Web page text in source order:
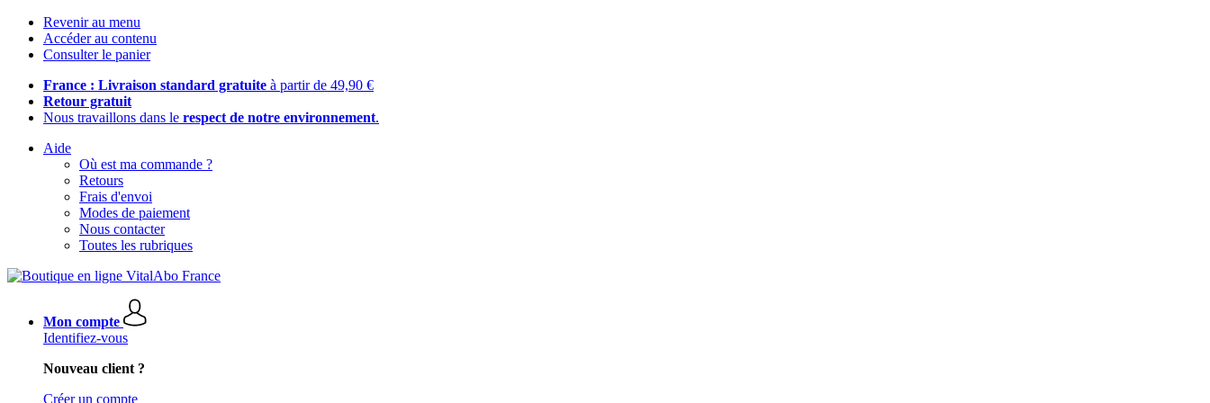
Revenir au menu
Accéder au contenu
Consulter le panier
France : Livraison standard gratuite à partir de 49,90 €
Retour gratuit
Nous travaillons dans le respect de notre environnement.
Aide
Où est ma commande ?
Retours
Frais d'envoi
Modes de paiement
Nous contacter
Toutes les rubriques
Mon compte
Identifiez-vous
Nouveau client ?
Créer un compte